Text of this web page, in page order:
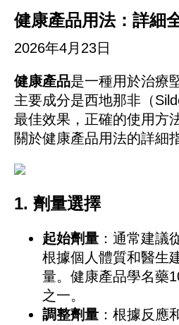
健康產品用法：詳細
2026年4月23日
健康產品是一種用於治療
主要成分是西地那非（
最佳效果，正確的使用方
關於健康產品用法的詳細
1. 劑量選擇
起始劑量 ：通常建議
根據個人體質和醫生
量。健康產品學名藥
之一。
調整劑量 ：根據反應